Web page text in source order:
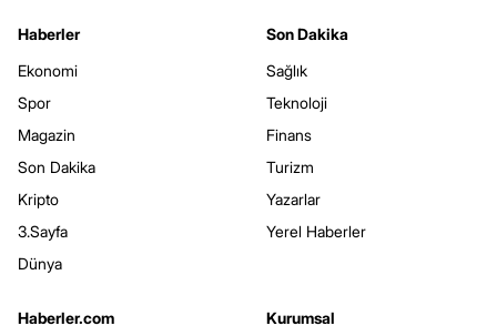
Haberler
Ekonomi
Spor
Magazin
Son Dakika
Kripto
3.Sayfa
Dünya
Son Dakika
Sağlık
Teknoloji
Finans
Turizm
Yazarlar
Yerel Haberler
Haberler.com
Kurumsal